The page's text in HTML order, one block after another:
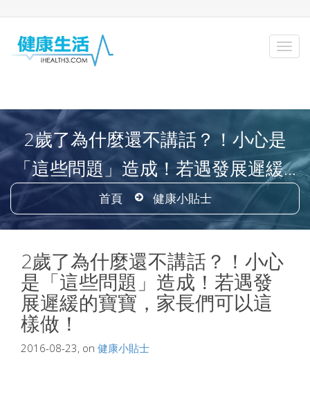
2歲了為什麼還不講話？！小心是
「這些問題」造成！若遇發展遲緩...
首頁 健康小貼士
2歲了為什麼還不講話？！小心
是「這些問題」造成！若遇發
展遲緩的寶寶，家長們可以這
樣做！
2016-08-23, on 健康小貼士